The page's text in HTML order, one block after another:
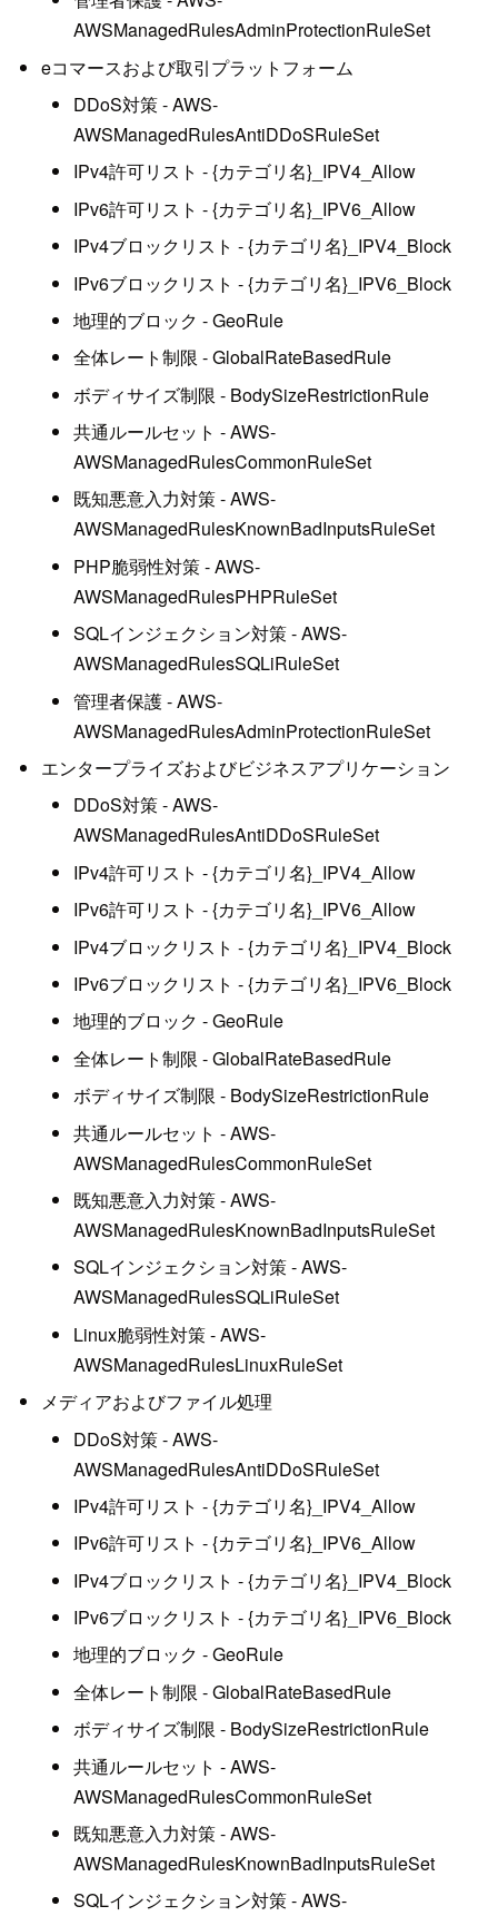
AWSManagedRulesAdminProtectionRuleSet
eコマースおよび取引プラットフォーム
DDoS対策 - AWS-
AWSManagedRulesAntiDDoSRuleSet
IPv4許可リスト - {カテゴリ名}_IPV4_Allow
IPv6許可リスト - {カテゴリ名}_IPV6_Allow
IPv4ブロックリスト - {カテゴリ名}_IPV4_Block
IPv6ブロックリスト - {カテゴリ名}_IPV6_Block
地理的ブロック - GeoRule
全体レート制限 - GlobalRateBasedRule
ボディサイズ制限 - BodySizeRestrictionRule
共通ルールセット - AWS-
AWSManagedRulesCommonRuleSet
既知悪意入力対策 - AWS-
AWSManagedRulesKnownBadInputsRuleSet
PHP脆弱性対策 - AWS-
AWSManagedRulesPHPRuleSet
SQLインジェクション対策 - AWS-
AWSManagedRulesSQLiRuleSet
管理者保護 - AWS-
AWSManagedRulesAdminProtectionRuleSet
エンタープライズおよびビジネスアプリケーション
DDoS対策 - AWS-
AWSManagedRulesAntiDDoSRuleSet
IPv4許可リスト - {カテゴリ名}_IPV4_Allow
IPv6許可リスト - {カテゴリ名}_IPV6_Allow
IPv4ブロックリスト - {カテゴリ名}_IPV4_Block
IPv6ブロックリスト - {カテゴリ名}_IPV6_Block
地理的ブロック - GeoRule
全体レート制限 - GlobalRateBasedRule
ボディサイズ制限 - BodySizeRestrictionRule
共通ルールセット - AWS-
AWSManagedRulesCommonRuleSet
既知悪意入力対策 - AWS-
AWSManagedRulesKnownBadInputsRuleSet
SQLインジェクション対策 - AWS-
AWSManagedRulesSQLiRuleSet
Linux脆弱性対策 - AWS-
AWSManagedRulesLinuxRuleSet
メディアおよびファイル処理
DDoS対策 - AWS-
AWSManagedRulesAntiDDoSRuleSet
IPv4許可リスト - {カテゴリ名}_IPV4_Allow
IPv6許可リスト - {カテゴリ名}_IPV6_Allow
IPv4ブロックリスト - {カテゴリ名}_IPV4_Block
IPv6ブロックリスト - {カテゴリ名}_IPV6_Block
地理的ブロック - GeoRule
全体レート制限 - GlobalRateBasedRule
ボディサイズ制限 - BodySizeRestrictionRule
共通ルールセット - AWS-
AWSManagedRulesCommonRuleSet
既知悪意入力対策 - AWS-
AWSManagedRulesKnownBadInputsRuleSet
SQLインジェクション対策 - AWS-